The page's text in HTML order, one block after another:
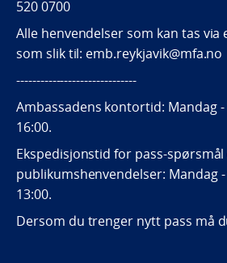
520 0700
Alle henvendelser som kan tas
som slik til: emb.reykjavik@mfa.no
------------------------------
Ambassadens kontortid: Mandag -
16:00.
Ekspedisjonstid for pass-
publikumshenvendelser: Mandag
13:00.
Dersom du trenger nytt pass må